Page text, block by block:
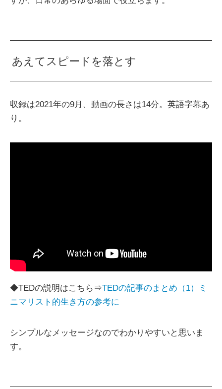
あえてスピードを落とす
収録は2021年の9月、動画の長さは14分。英語字幕あ
り。
◆TEDの説明はこちら⇒TEDの記事のまとめ（1）ミ
ニマリスト的生き方の参考に
シンプルなメッセージなのでわかりやすいと思いま
す。